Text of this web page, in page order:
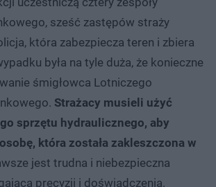
sześć zastępów straży
która zabezpiecza teren i zbiera
była na tyle duża, że konieczne
śmigłowca Lotniczego
Strażacy musieli użyć
sprzętu hydraulicznego, aby
która została zakleszczona w
jest trudna i niebezpieczna
precyzji i doświadczenia.